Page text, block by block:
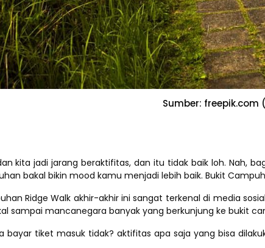
Sumber: freepik.com
kita jadi jarang beraktifitas, dan itu tidak baik loh.
bakal bikin mood kamu menjadi lebih baik. Bukit
Ridge Walk akhir-akhir ini sangat terkenal di media
sampai mancanegara banyak yang berkunjung ke bukit
tiket masuk tidak? aktifitas apa saja yang bisa